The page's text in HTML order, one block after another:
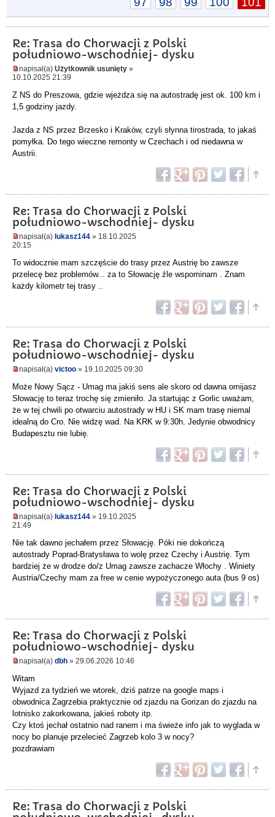
Re: Trasa do Chorwacji z Polski
południowo-wschodniej- dysku
napisał(a) Użytkownik usunięty »
10.10.2025 21:39
Z NS do Preszowa, gdzie wjeżdza się na autostradę jest ok. 100 km i
1,5 godziny jazdy.
Jazda z NS przez Brzesko i Kraków, czyli słynna tirostrada, to jakaś
pomyłka. Do tego wieczne remonty w Czechach i od niedawna w
Austrii.
Re: Trasa do Chorwacji z Polski
południowo-wschodniej- dysku
napisał(a) lukasz144 » 18.10.2025
20:15
To widocznie mam szczęście do trasy przez Austrię bo zawsze
przelecę bez problemów... za to Słowację źle wspominam . Znam
każdy kilometr tej trasy ..
Re: Trasa do Chorwacji z Polski
południowo-wschodniej- dysku
napisał(a) victoo » 19.10.2025 09:30
Może Nowy Sącz - Umag ma jakiś sens ale skoro od dawna omijasz
Słowację to teraz trochę się zmieniło. Ja startując z Gorlic uważam,
że w tej chwili po otwarciu autostrady w HU i SK mam trasę niemal
idealną do Cro. Nie widzę wad. Na KRK w 9:30h. Jedynie obwodnicy
Budapesztu nie lubię.
Re: Trasa do Chorwacji z Polski
południowo-wschodniej- dysku
napisał(a) lukasz144 » 19.10.2025
21:49
Nie tak dawno jechałem przez Słowację. Póki nie dokończą
autostrady Poprad-Bratysława to wolę przez Czechy i Austrię. Tym
bardziej że w drodze do/z Umag zawsze zachacze Włochy . Winiety
Austria/Czechy mam za free w cenie wypożyczonego auta (bus 9 os)
Re: Trasa do Chorwacji z Polski
południowo-wschodniej- dysku
napisał(a) dbh » 29.06.2026 10:46
Witam
Wyjazd za tydzień we wtorek, dziś patrze na google maps i
obwodnica Zagrzebia praktycznie od zjazdu na Gorizan do zjazdu na
lotnisko zakorkowana, jakieś roboty itp.
Czy ktoś jechał ostatnio nad ranem i ma świeże info jak to wyglada w
nocy bo planuje przelecieć Zagrzeb kolo 3 w nocy?
pozdrawiam
Re: Trasa do Chorwacji z Polski